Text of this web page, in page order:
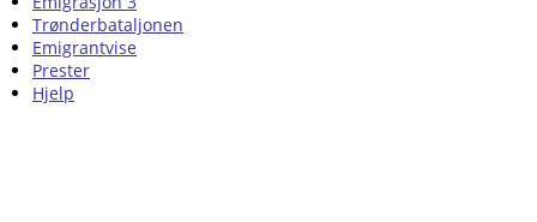
Trønderbataljonen
Emigrantvise
Prester
Hjelp